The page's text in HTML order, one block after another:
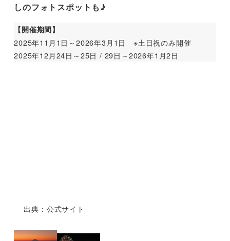
しのフォトスポットも♪
【開催期間】
2025年11月1日～2026年3月1日 ※土日祝のみ開催
2025年12月24日～25日 / 29日～2026年1月2日
出典：公式サイト